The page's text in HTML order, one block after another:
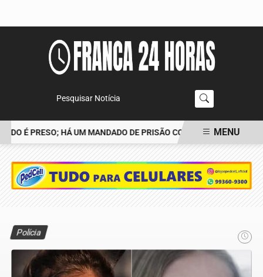
Pesquisar Notícia
É PRESO; HÁ UM MANDADO DE PRISÃO CONTRA TIAGOMENU
Polícia